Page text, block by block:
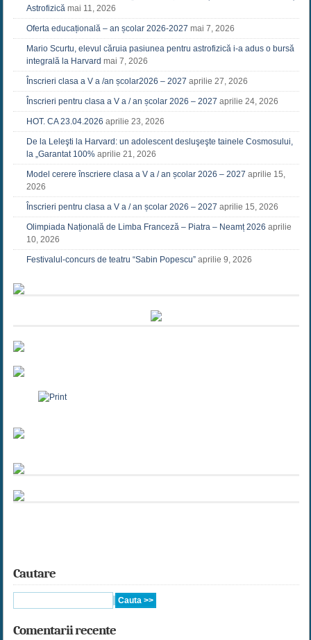
Astrofizică mai 11, 2026
Oferta educațională – an școlar 2026-2027 mai 7, 2026
Mario Scurtu, elevul căruia pasiunea pentru astrofizică i-a adus o bursă
integrală la Harvard mai 7, 2026
Înscrieri clasa a V a /an școlar2026 – 2027 aprilie 27, 2026
Înscrieri pentru clasa a V a / an școlar 2026 – 2027 aprilie 24, 2026
HOT. CA 23.04.2026 aprilie 23, 2026
De la Leleşti la Harvard: un adolescent desluşeşte tainele Cosmosului,
la „Garantat 100% aprilie 21, 2026
Model cerere înscriere clasa a V a / an școlar 2026 – 2027 aprilie 15,
2026
Înscrieri pentru clasa a V a / an școlar 2026 – 2027 aprilie 15, 2026
Olimpiada Națională de Limba Franceză – Piatra – Neamț 2026 aprilie
10, 2026
Festivalul-concurs de teatru “Sabin Popescu” aprilie 9, 2026
Cautare
Comentarii recente